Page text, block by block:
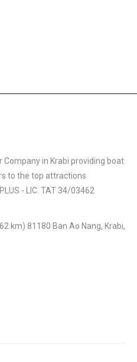
Company in Krabi providing boat
to the top attractions
- LIC. TAT 34/03462
km) 81180 Ban Ao Nang, Krabi,